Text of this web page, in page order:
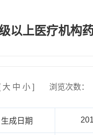
以上医疗机构
大 中 小] 浏览次数：
生成日期